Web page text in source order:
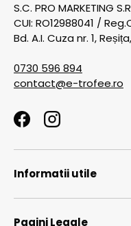
S.C. PRO MARKETING
CUI: RO12988041 /
Bd. A.I. Cuza nr. 1,
0730 596 894
contact@e-trofee.ro
FacebookInstagram
Informatii utile
Pagini Legale